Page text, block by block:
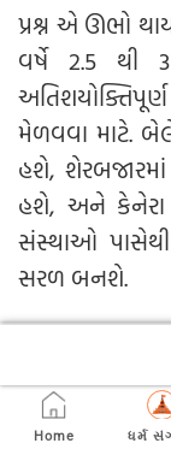
પ્રશ્ન એ ઊભો
વર્ષે 2.5 થી
મેળવવા માટે.
હશે,
હશે, અને કેનેરા
સંસ્થાઓ
સરળ બનશે.
આરોપોને
આપેલા
Home ધર્મ